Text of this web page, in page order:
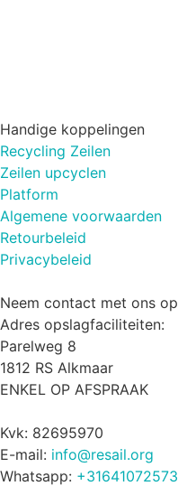
Handige koppelingen
Recycling Zeilen
Zeilen upcyclen
Platform
Algemene voorwaarden
Retourbeleid
Privacybeleid
Neem contact met ons op
Adres opslagfaciliteiten:
Parelweg 8
1812 RS Alkmaar
ENKEL OP AFSPRAAK
Kvk: 82695970
E-mail: info@resail.org
Whatsapp: +31641072573